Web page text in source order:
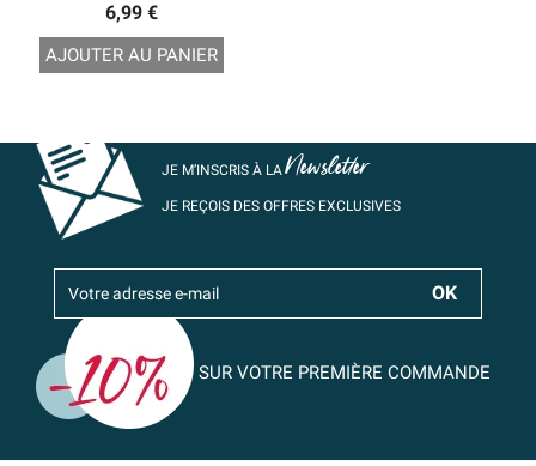
6,99 €
AJOUTER AU PANIER
JE M’INSCRIS À LANewsletter
JE REÇOIS DES OFFRES EXCLUSIVES
SUR VOTRE PREMIÈRE COMMANDE